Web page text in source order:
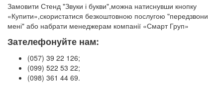
Замовити Стенд "Звуки і букви",можна натиснувши кнопку
«Купити»,скористатися безкоштовною послугою "передзвони
мені" або набрати менеджерам компанії «Смарт Груп»
Зателефонуйте нам:
(057) 39 22 126;
(099) 522 53 22;
(098) 361 44 69.